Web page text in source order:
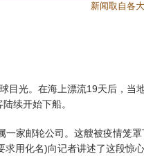
新闻取自各
光。在海上漂流19天后，当
续开始下船。
家邮轮公司。这艘被疫情笼
用化名)向记者讲述了这段惊心